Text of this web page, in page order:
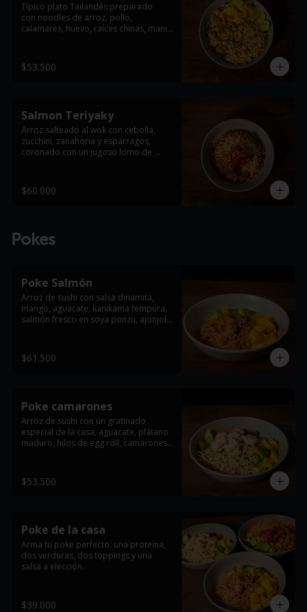
Típico plato Tailandés preparado
con noodles de arroz, pollo,
calamares, huevo, raíces chinas, mani y
*Imagen de referencia, se entrega con
$53.500
Salmon Teriyaky
Arroz salteado al wok con cebolla,
zucchini, zanahoria y espárragos,
coronado con un jugoso lomo de
$60.000
Pokes
Poke Salmón
Arroz de sushi con salsa dinamita,
mango, aguacate, kanikama tempura,
salmón fresco en soya ponzu, ajonjolí
$61.500
Poke camarones
Arroz de sushi con un gratinado
especial de la casa, aguacate, plátano
maduro, hilos de egg roll, camarones
$53.500
Poke de la casa
Arma tu poke perfecto: una proteína,
dos verduras, dos toppings y una
salsa a elección.
$39.000